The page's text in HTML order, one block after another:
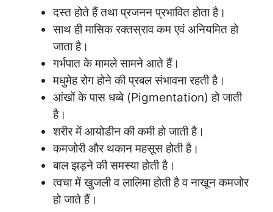
दस्त होते हैं तथा प्रजनन प्रभावित होता है।
साथ ही मासिक रक्तस्राव कम एवं अनियमित हो
जाता है।
गर्भपात के मामले सामने आते हैं।
मधुमेह रोग होने की प्रबल संभावना रहती है।
आंखों के पास धब्बे (Pigmentation) हो जाती
है।
शरीर में आयोडीन की कमी हो जाती है।
कमजोरी और थकान महसूस होती है।
बाल झड़ने की समस्या होती है।
त्वचा में खुजली व लालिमा होती है व नाखून कमजोर
हो जाते हैं।